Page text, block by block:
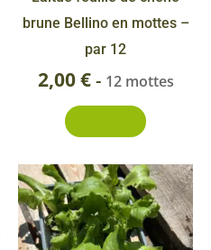
brune Bellino en mottes –
par 12
2,00€- 12 mottes